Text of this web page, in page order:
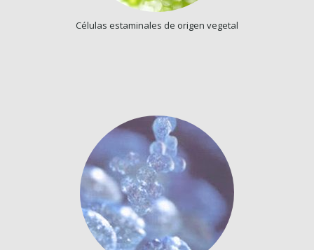
Células estaminales de origen vegetal